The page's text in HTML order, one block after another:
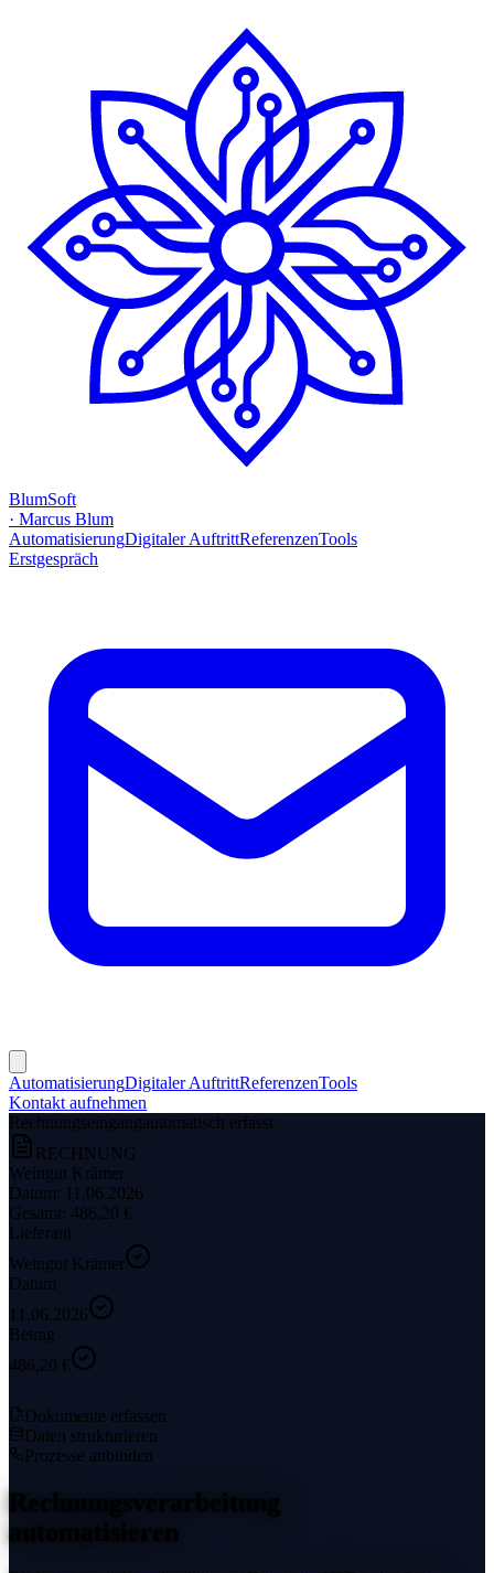
BlumSoft
· Marcus Blum
AutomatisierungDigitaler AuftrittReferenzenTools
Erstgespräch
AutomatisierungDigitaler AuftrittReferenzenTools
Kontakt aufnehmen
Rechnungseingangautomatisch erfasst
RECHNUNG
Weingut Krämer
Datum: 11.06.2026
Gesamt: 486,20 €
Lieferant
Weingut Krämer
Datum
11.06.2026
Betrag
486,20 €
Dokumente erfassen
Daten strukturieren
Prozesse anbinden
Rechnungsverarbeitung
automatisieren